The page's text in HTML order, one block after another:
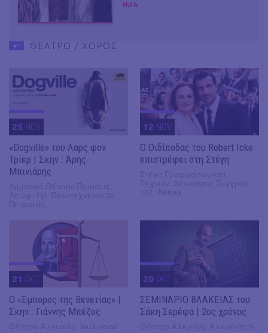
#ΝΕΑ
ΘΕΑΤΡΟ / ΧΟΡΟΣ
25 NOV
«Dogville» του Λαρς φον
Τρίερ | Σκην.: Άρης
Μπινιάρης
12 NOV
O Οιδίποδας του Robert Icke
επιστρέφει στη Στέγη
21 OCT
Ο «Έμπορος της Βενετίας» |
Σκην.: Γιάννης Μπέζος
20 OCT
ΣΕΜΙΝΑΡΙΟ ΒΛΑΚΕΙΑΣ του
Σάκη Σερέφα | 2ος χρόνος